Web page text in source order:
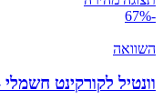
-67%
השוואה
וונטיל לקורקינט חשמלי